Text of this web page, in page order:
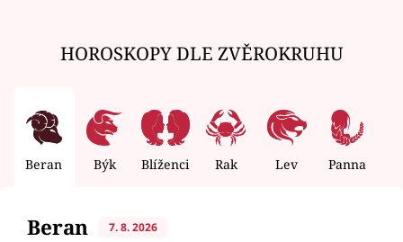
HOROSKOPY DLE ZVĚROKRUHU
Beran Býk Blíženci Rak Lev Panna
Beran 7. 8. 2026